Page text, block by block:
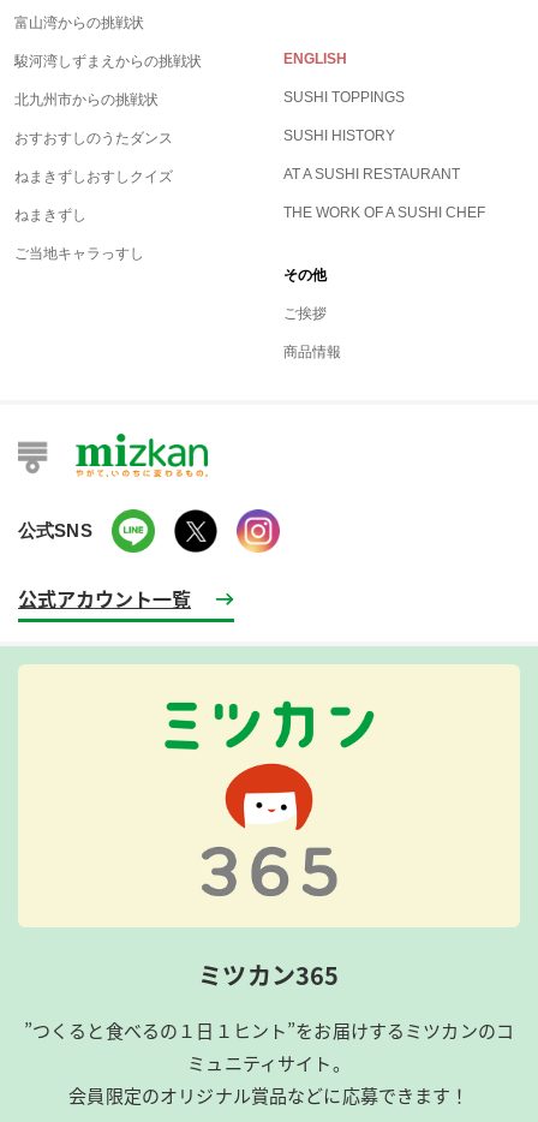
富山湾からの挑戦状
駿河湾しずまえからの挑戦状
北九州市からの挑戦状
おすおすしのうたダンス
ねまきずしおすしクイズ
ねまきずし
ご当地キャラっすし
ENGLISH
SUSHI TOPPINGS
SUSHI HISTORY
AT A SUSHI RESTAURANT
THE WORK OF A SUSHI CHEF
その他
ご挨拶
商品情報
公式SNS
公式アカウント一覧
ミツカン365
”つくると食べるの１日１ヒント”をお届けするミツカンのコ
ミュニティサイト。
会員限定のオリジナル賞品などに応募できます！